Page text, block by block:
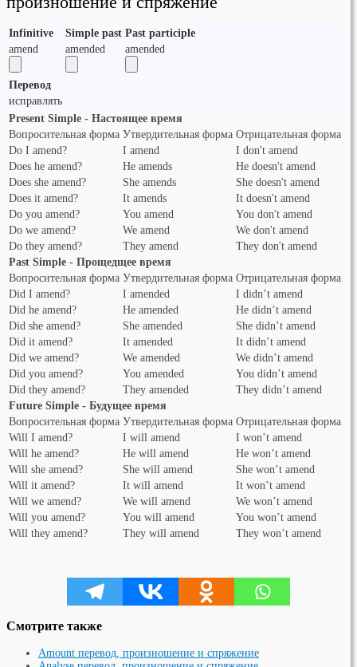
Infinitive Simple past Past participle
amend
amended amended
Перевод
исправлять
Present Simple - Настоящее время
Вопросительная форма Утвердительная форма Отрицательная форма
Do I amend?
I amend
I don't amend
Does he amend?
He amends
He doesn't amend
Does she amend?
She amends
She doesn't amend
Does it amend?
It amends
It doesn't amend
Do you amend?
You amend
You don't amend
Do we amend?
We amend
We don't amend
Do they amend?
They amend
They don't amend
Past Simple - Прощедщее время
Вопросительная форма Утвердительная форма Отрицательная форма
Did I amend?
I amended
I didn’t amend
Did he amend?
He amended
He didn’t amend
Did she amend?
She amended
She didn’t amend
Did it amend?
It amended
It didn’t amend
Did we amend?
We amended
We didn’t amend
Did you amend?
You amended
You didn’t amend
Did they amend?
They amended
They didn’t amend
Future Simple - Будущее время
Вопросительная форма Утвердительная форма Отрицательная форма
Will I amend?
I will amend
I won’t amend
Will he amend?
He will amend
He won’t amend
Will she amend?
She will amend
She won’t amend
Will it amend?
It will amend
It won’t amend
Will we amend?
We will amend
We won’t amend
Will you amend?
You will amend
You won’t amend
Will they amend?
They will amend They won’t amend
Смотрите также
Amount перевод, произношение и спряжение